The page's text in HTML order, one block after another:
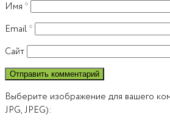
Имя *
Email*
Сайт
Выберите изображение для вашего
JPG, JPEG):